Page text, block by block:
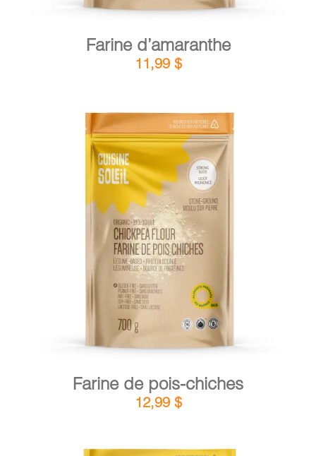
Farine d’amaranthe
11,99 $
AJOUTER AU PANIER DÉTAILS
Farine de pois-chiches
12,99 $